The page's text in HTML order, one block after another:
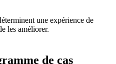
une expérience de
les améliorer.
de cas